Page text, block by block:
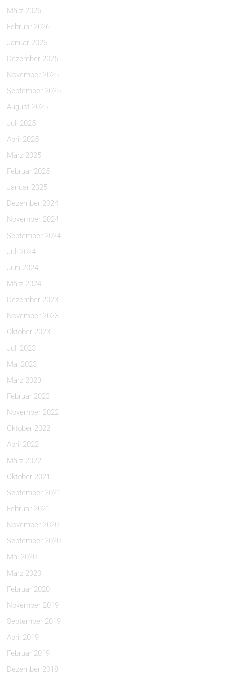
März 2026
Februar 2026
Januar 2026
Dezember 2025
November 2025
September 2025
August 2025
Juli 2025
April 2025
März 2025
Februar 2025
Januar 2025
Dezember 2024
November 2024
September 2024
Juli 2024
Juni 2024
März 2024
Dezember 2023
November 2023
Oktober 2023
Juli 2023
Mai 2023
März 2023
Februar 2023
November 2022
Oktober 2022
April 2022
März 2022
Oktober 2021
September 2021
Februar 2021
November 2020
September 2020
Mai 2020
März 2020
Februar 2020
November 2019
September 2019
April 2019
Februar 2019
Dezember 2018